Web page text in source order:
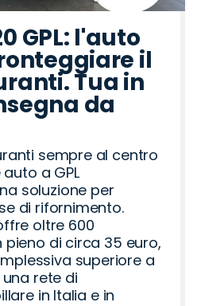
GPL: l'auto
il
Tua in
da
sempre al centro
a GPL
soluzione per
di rifornimento.
oltre 600
di circa 35 euro,
superiore a
una rete di
in Italia e in